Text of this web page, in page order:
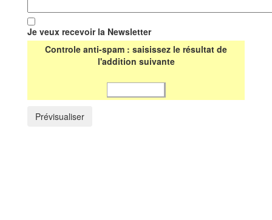
Je veux recevoir la Newsletter
Controle anti-spam : saisissez le résultat de
l'addition suivante